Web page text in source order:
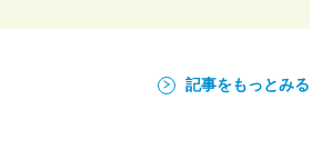
記事をもっとみる